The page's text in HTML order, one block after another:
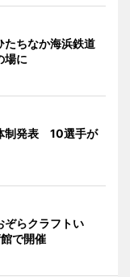
たちなか海浜鉄道
場に
制発表 10選手が
ぞらクラフトい
で開催